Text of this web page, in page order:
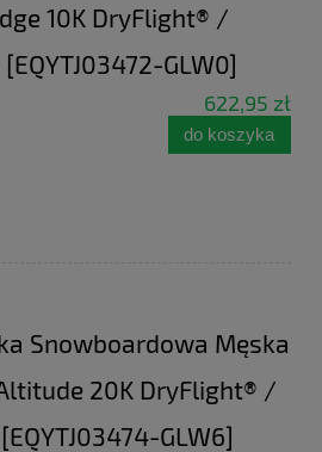
10K DryFlight® /
GLW0]
622,95 zł
do koszyka
Snowboardowa Męska
20K DryFlight® /
GLW6]